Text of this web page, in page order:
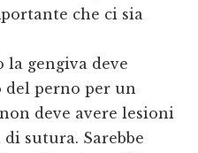
che ci sia
la gengiva deve
perno per un
deve avere lesioni
sutura. Sarebbe